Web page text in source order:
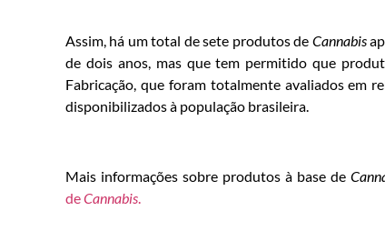
Assim, há um total de sete produtos de Cannabis
de dois anos, mas que tem permitido que
Fabricação, que foram totalmente avaliados em
disponibilizados à população brasileira.
Mais informações sobre produtos à base de
deCannabis